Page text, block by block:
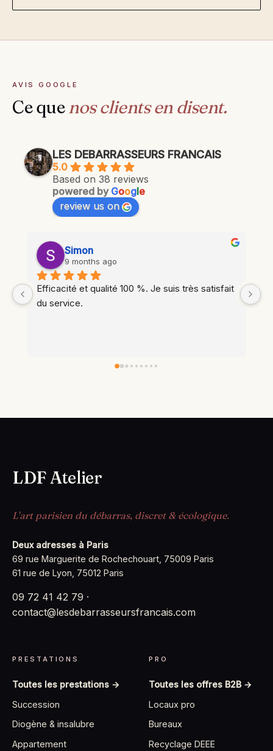
AVIS GOOGLE
Ce quenos clients en disent.
LES DEBARRASSEURS FRANCAIS
5.0
Based on 38 reviews
powered by Google
review us on
Simon
9 months ago
Efficacité et qualité 100 %. Je suis très satisfait
du service.
LDF Atelier
L'art parisien du débarras, discret & écologique.
Deux adresses à Paris
69 rue Marguerite de Rochechouart, 75009 Paris
61 rue de Lyon, 75012 Paris
09 72 41 42 79 ·
contact@lesdebarrasseursfrancais.com
PRESTATIONS
Toutes les prestations →
Succession
Diogène & insalubre
Appartement
PRO
Toutes les offres B2B →
Locaux pro
Bureaux
Recyclage DEEE